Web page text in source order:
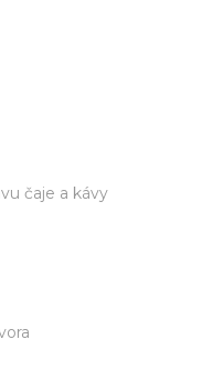
čaje a kávy